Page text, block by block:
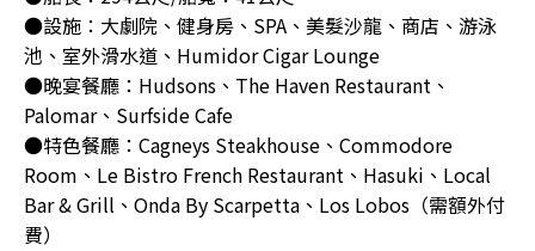
●設施：大劇院、健身房、SPA、美髮沙龍、商店、游泳
池、室外滑水道、Humidor Cigar Lounge
●晚宴餐廳：Hudsons、The Haven Restaurant、
Palomar、Surfside Cafe
●特色餐廳：Cagneys Steakhouse、Commodore
Room、Le Bistro French Restaurant、Hasuki、Local
Bar & Grill、Onda By Scarpetta、Los Lobos（需額外付
費）